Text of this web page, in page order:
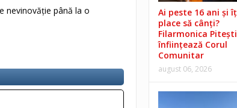
nevinovăție până la o
Ai peste 16 ani și
place să cânți?
Filarmonica Pitești
înființează Corul
Comunitar
august 06, 2026